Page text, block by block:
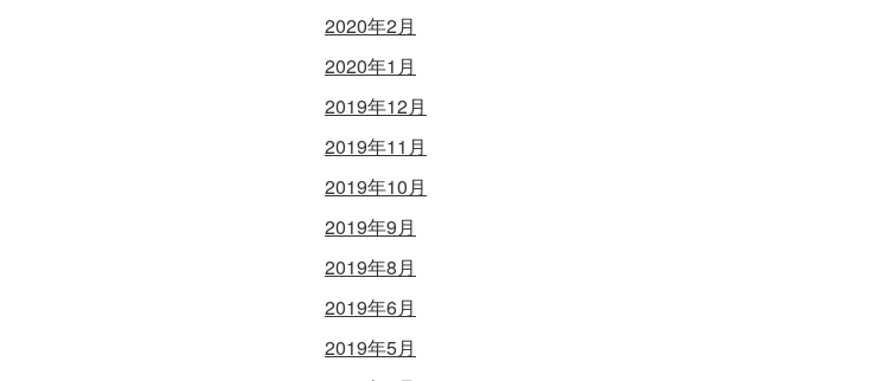
2020年2月
2020年1月
2019年12月
2019年11月
2019年10月
2019年9月
2019年8月
2019年6月
2019年5月